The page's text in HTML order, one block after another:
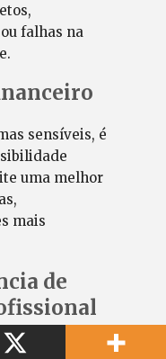
falhas na
sensíveis, é
uma melhor
mais
de